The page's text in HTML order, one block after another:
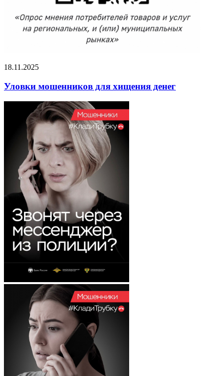
18.11.2025
Уловки мошенников для хищения денег